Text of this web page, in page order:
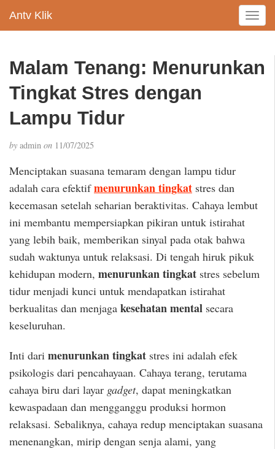
Antv Klik
T
o
l
o
Malam Tenang: Menurunkan
Tingkat Stres dengan
Lampu Tidur
by admin on 11/07/2025
Menciptakan suasana temaram dengan lampu tidur
adalah cara efektifmenurunkan tingkat stres dan
kecemasan setelah seharian beraktivitas. Cahaya lembut
ini membantu mempersiapkan pikiran untuk istirahat
yang lebih baik, memberikan sinyal pada otak bahwa
sudah waktunya untuk relaksasi. Di tengah hiruk pikuk
kehidupan modern, menurunkan tingkat stres sebelum
tidur menjadi kunci untuk mendapatkan istirahat
berkualitas dan menjaga kesehatan mental secara
keseluruhan.
Inti dari menurunkan tingkat stres ini adalah efek
psikologis dari pencahayaan. Cahaya terang, terutama
cahaya biru dari layar gadget, dapat meningkatkan
kewaspadaan dan mengganggu produksi hormon
relaksasi. Sebaliknya, cahaya redup menciptakan suasana
menenangkan, mirip dengan senja alami, yang